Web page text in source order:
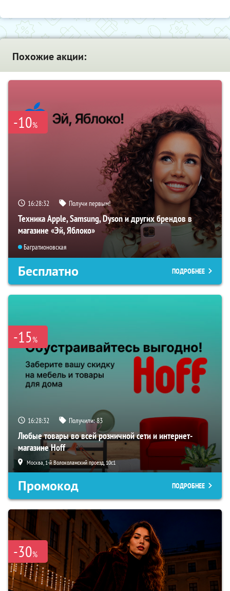
Похожие акции:
-10%
16:28:31 Получи первым!
Техника Apple, Samsung, Dyson и других брендов в
магазине «Эй, Яблоко»
Багратионовская
Бесплатно ПОДРОБНЕЕ
-15%
16:28:31 Получили:83
Любые товары во всей розничной сети и интернет-
магазине Hoff
Москва, 1-й Волоколамский проезд, 10с1
Промокод ПОДРОБНЕЕ
-30%